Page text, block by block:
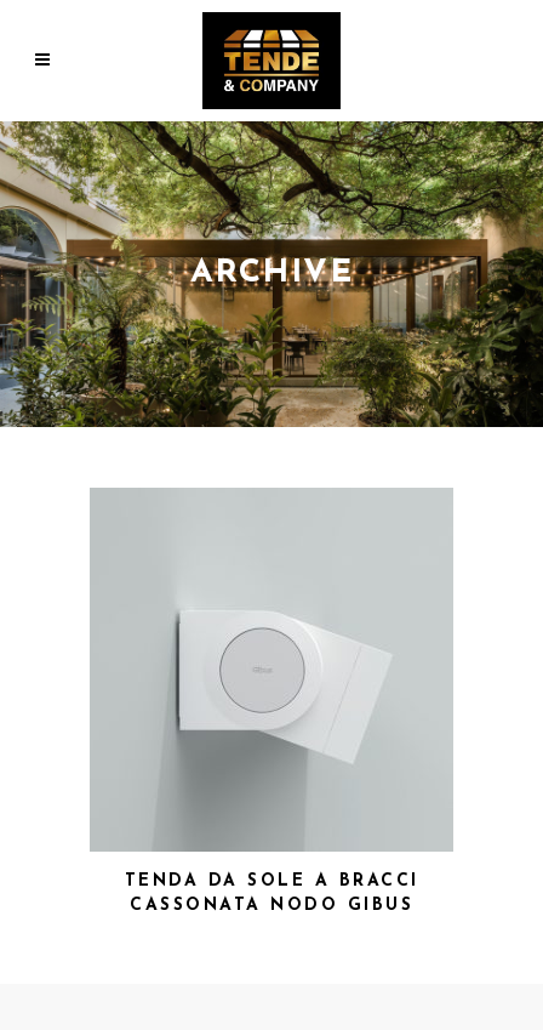
ARCHIVE
TENDA DA SOLE A BRACCI
CASSONATA NODO GIBUS